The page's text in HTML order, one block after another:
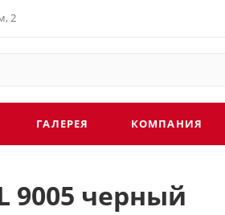
2
ГАЛЕРЕЯ КОМПАНИЯ
9005 черный